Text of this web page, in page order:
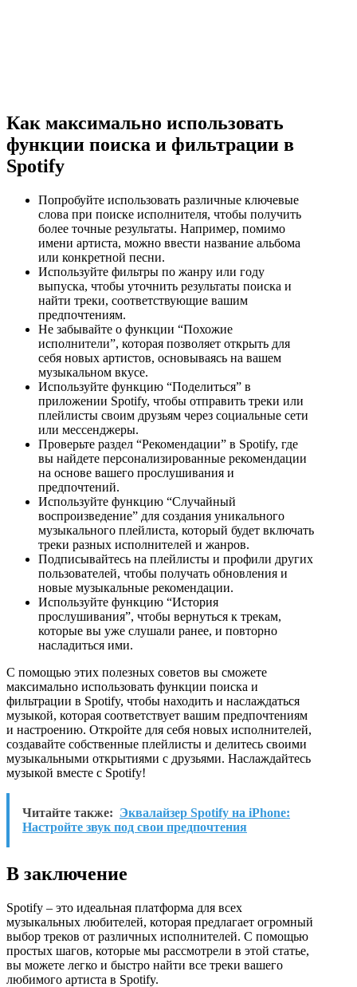
Как максимально использовать
функции поиска и фильтрации в
Spotify
Попробуйте использовать различные ключевые
слова при поиске исполнителя, чтобы получить
более точные результаты. Например, помимо
имени артиста, можно ввести название альбома
или конкретной песни.
Используйте фильтры по жанру или году
выпуска, чтобы уточнить результаты поиска и
найти треки, соответствующие вашим
предпочтениям.
Не забывайте о функции “Похожие
исполнители”, которая позволяет открыть для
себя новых артистов, основываясь на вашем
музыкальном вкусе.
Используйте функцию “Поделиться” в
приложении Spotify, чтобы отправить треки или
плейлисты своим друзьям через социальные сети
или мессенджеры.
Проверьте раздел “Рекомендации” в Spotify, где
вы найдете персонализированные рекомендации
на основе вашего прослушивания и
предпочтений.
Используйте функцию “Случайный
воспроизведение” для создания уникального
музыкального плейлиста, который будет включать
треки разных исполнителей и жанров.
Подписывайтесь на плейлисты и профили других
пользователей, чтобы получать обновления и
новые музыкальные рекомендации.
Используйте функцию “История
прослушивания”, чтобы вернуться к трекам,
которые вы уже слушали ранее, и повторно
насладиться ими.
С помощью этих полезных советов вы сможете
максимально использовать функции поиска и
фильтрации в Spotify, чтобы находить и наслаждаться
музыкой, которая соответствует вашим предпочтениям
и настроению. Откройте для себя новых исполнителей,
создавайте собственные плейлисты и делитесь своими
музыкальными открытиями с друзьями. Наслаждайтесь
музыкой вместе с Spotify!
Читайте также: Эквалайзер Spotify на iPhone:
Настройте звук под свои предпочтения
В заключение
Spotify – это идеальная платформа для всех
музыкальных любителей, которая предлагает огромный
выбор треков от различных исполнителей. С помощью
простых шагов, которые мы рассмотрели в этой статье,
вы можете легко и быстро найти все треки вашего
любимого артиста в Spotify.